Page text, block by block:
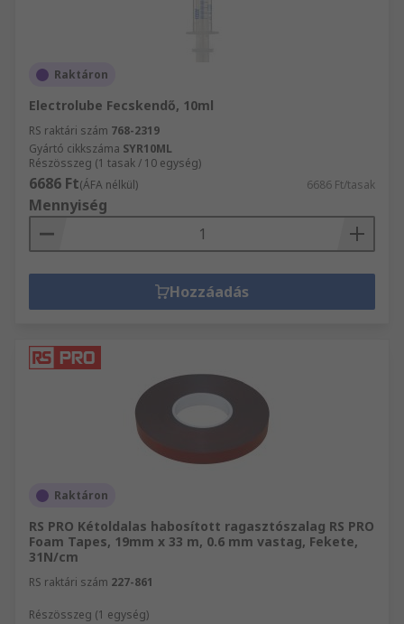
Raktáron
Electrolube Fecskendő, 10ml
RS raktári szám 768-2319
Gyártó cikkszáma SYR10ML
Részösszeg (1 tasak / 10 egység)
6686 Ft(ÁFA nélkül) 6686 Ft/tasak
Mennyiség
Hozzáadás
Raktáron
RS PRO Kétoldalas habosított ragasztószalag RS PRO
Foam Tapes, 19mm x 33 m, 0.6 mm vastag, Fekete,
31N/cm
RS raktári szám 227-861
Részösszeg (1 egység)